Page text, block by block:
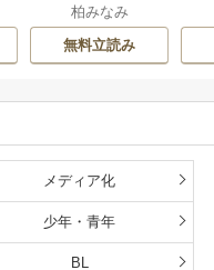
私を捨てる
柏みなみ
無料立読み
メディア化
少年・青年
BL